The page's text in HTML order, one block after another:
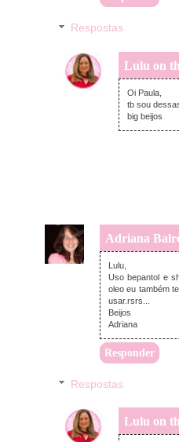
Respostas
Lulu on
Oi Paula,
tb sou
big beijos
Adriana
Lulu,
Uso bepantol e
oleo eu também
usar.rsrs...
Beijos
Adriana
Responder
Respostas
Lulu on